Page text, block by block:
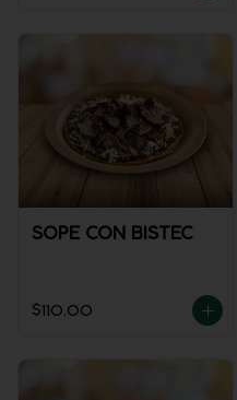
SOPE CON BISTEC
$110.00